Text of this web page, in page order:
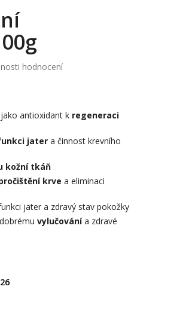
antioxidant k regeneraci
jater a činnost krevního
kožní tkáň
krve a eliminaci
jater a zdravý stav pokožky
vylučování a zdravé
hodnocení